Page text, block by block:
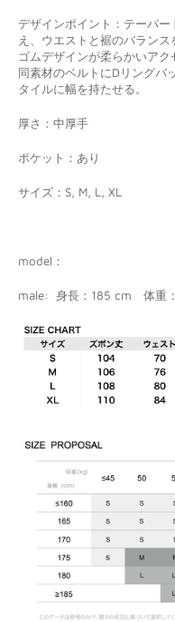
デザインポイント：テーパ
え、ウエストと裾のバラン
ゴムデザインが柔らかいアク
同素材のベルトにDリングバ
タイルに幅を持たせる。
厚さ：中厚手
ポケット：あり
サイズ：S, M, L, XL
model：
male: 身長： 185 cm 体重：